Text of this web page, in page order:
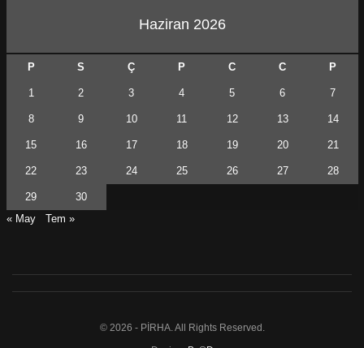
Haziran 2026
P S Ç P C C P
1 2 3 4 5 6 7
8 9 10 11 12 13 14
15 16 17 18 19 20 21
22 23 24 25 26 27 28
29
30
« May
Tem »
© 2026 - PİRHA. All Rights Reserved.